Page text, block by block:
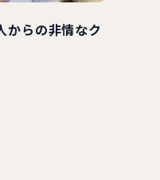
からの非情なク